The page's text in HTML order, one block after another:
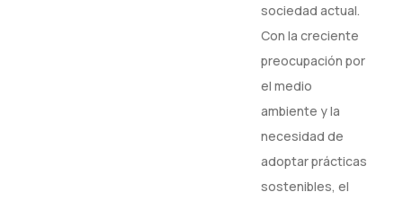
sociedad actual.
Con la creciente
preocupación por
el medio
ambiente y la
necesidad de
adoptar prácticas
sostenibles, el